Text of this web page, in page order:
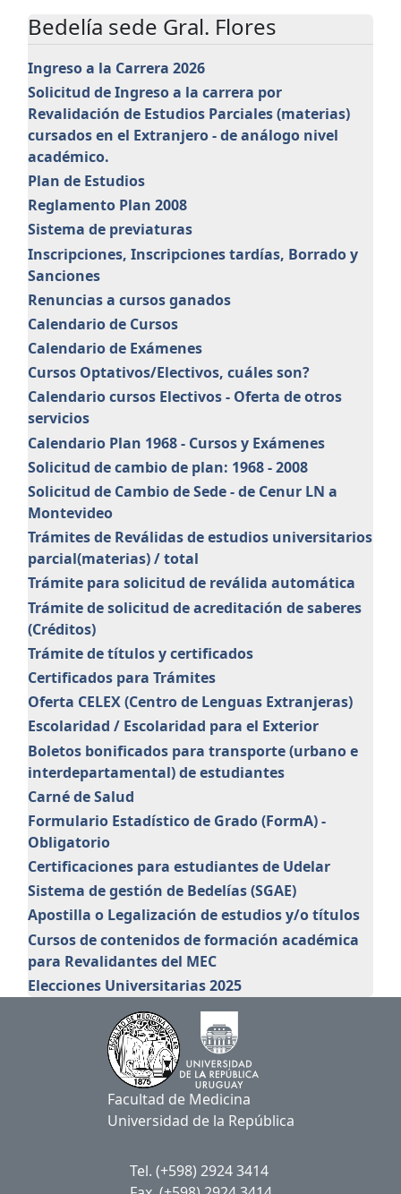
Bedelía sede Gral. Flores
Ingreso a la Carrera 2026
Solicitud de Ingreso a la carrera por
Revalidación de Estudios Parciales (materias)
cursados en el Extranjero - de análogo nivel
académico.
Plan de Estudios
Reglamento Plan 2008
Sistema de previaturas
Inscripciones, Inscripciones tardías, Borrado y
Sanciones
Renuncias a cursos ganados
Calendario de Cursos
Calendario de Exámenes
Cursos Optativos/Electivos, cuáles son?
Calendario cursos Electivos - Oferta de otros
servicios
Calendario Plan 1968 - Cursos y Exámenes
Solicitud de cambio de plan: 1968 - 2008
Solicitud de Cambio de Sede - de Cenur LN a
Montevideo
Trámites de Reválidas de estudios universitarios
parcial(materias) / total
Trámite para solicitud de reválida automática
Trámite de solicitud de acreditación de saberes
(Créditos)
Trámite de títulos y certificados
Certificados para Trámites
Oferta CELEX (Centro de Lenguas Extranjeras)
Escolaridad / Escolaridad para el Exterior
Boletos bonificados para transporte (urbano e
interdepartamental) de estudiantes
Carné de Salud
Formulario Estadístico de Grado (FormA) -
Obligatorio
Certificaciones para estudiantes de Udelar
Sistema de gestión de Bedelías (SGAE)
Apostilla o Legalización de estudios y/o títulos
Cursos de contenidos de formación académica
para Revalidantes del MEC
Elecciones Universitarias 2025
Facultad de Medicina
Universidad de la República
Tel. (+598) 2924 3414